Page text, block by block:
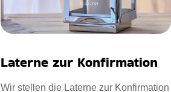
Laterne zur Konfirmation
Wir stellen die Laterne zur Konfirmation